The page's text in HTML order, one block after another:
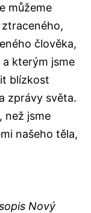
můžeme
člověka,
kterým jsme
blízkost
zprávy světa.
než jsme
našeho těla,
Nový